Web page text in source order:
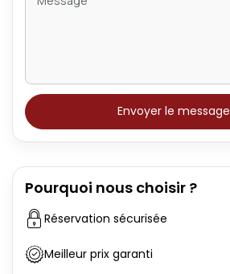
Envoyer le message
Pourquoi nous choisir ?
Réservation sécurisée
Meilleur prix garanti